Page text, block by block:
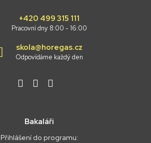
+420 499 315 111
Pracovní dny 8:00 - 16:00
skola@horegas.cz
Odpovídáme každý den
Bakaláři
Přihlášení do programu: